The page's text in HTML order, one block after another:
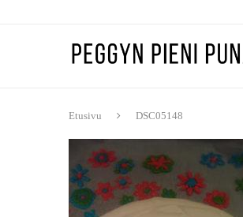
Etusivu DSC05148